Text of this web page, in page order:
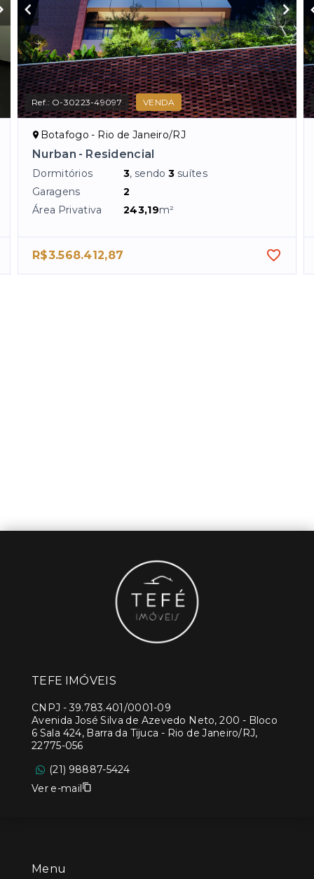
Ref.: O-30223-49097 VENDA
Botafogo - Rio de Janeiro/RJ
Nurban - Residencial
Dormitórios 3, sendo3 suítes
Garagens
2
Área Privativa
243,19m²
R$3.568.412,87
Menu
TEFE IMÓVEIS
CNPJ -39.783.401/0001-09
Avenida José Silva de Azevedo Neto, 200 - Bloco
6 Sala 424, Barra da Tijuca - Rio de Janeiro/RJ,
22775-056
(21) 98887-5424
Ver e-mail